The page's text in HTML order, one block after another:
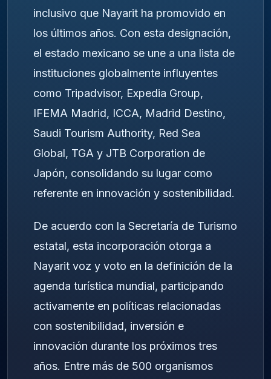
inclusivo que Nayarit ha promovido en
los últimos años. Con esta designación,
el estado mexicano se une a una lista de
instituciones globalmente influyentes
como Tripadvisor, Expedia Group,
IFEMA Madrid, ICCA, Madrid Destino,
Saudi Tourism Authority, Red Sea
Global, TGA y JTB Corporation de
Japón, consolidando su lugar como
referente en innovación y sostenibilidad.
De acuerdo con la Secretaría de Turismo
estatal, esta incorporación otorga a
Nayarit voz y voto en la definición de la
agenda turística mundial, participando
activamente en políticas relacionadas
con sostenibilidad, inversión e
innovación durante los próximos tres
años. Entre más de 500 organismos